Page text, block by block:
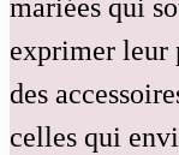
mariées qui
exprimer leur
des
celles qui